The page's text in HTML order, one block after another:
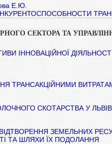
Е.Ю.
СЕКТОРА ТА
ІННОВАЦІЙНОЇ
ТРАНСАКЦІЙНИМИ
СКОТАРСТВА У
ЗЕМЕЛЬНИХ
ТА ШЛЯХИ ЇХ ПОДОЛАННЯ